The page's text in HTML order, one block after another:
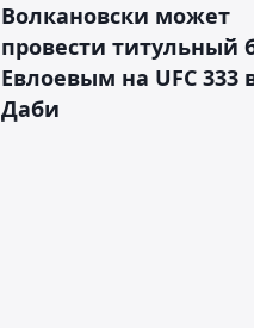
Волкановски может
провести титульный
Евлоевым на UFC 333
Даби